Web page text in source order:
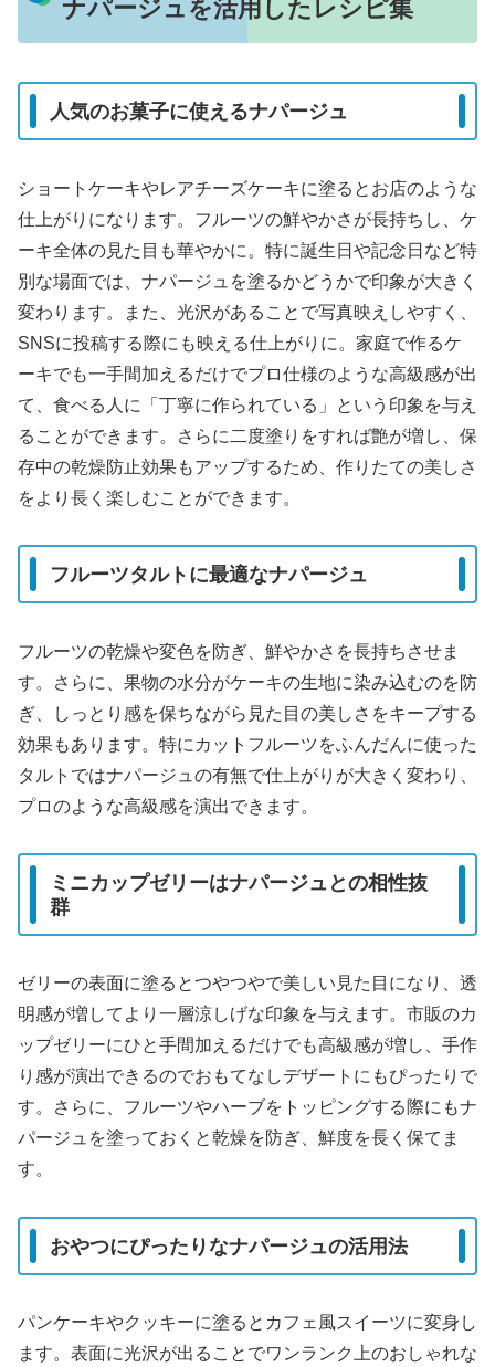
ナパージュを活用したレシピ集
人気のお菓子に使えるナパージュ
ショートケーキやレアチーズケーキに塗るとお店のような
仕上がりになります。フルーツの鮮やかさが長持ちし、ケ
ーキ全体の見た目も華やかに。特に誕生日や記念日など特
別な場面では、ナパージュを塗るかどうかで印象が大きく
変わります。また、光沢があることで写真映えしやすく、
SNSに投稿する際にも映える仕上がりに。家庭で作るケ
ーキでも一手間加えるだけでプロ仕様のような高級感が出
て、食べる人に「丁寧に作られている」という印象を与え
ることができます。さらに二度塗りをすれば艶が増し、保
存中の乾燥防止効果もアップするため、作りたての美しさ
をより長く楽しむことができます。
フルーツタルトに最適なナパージュ
フルーツの乾燥や変色を防ぎ、鮮やかさを長持ちさせま
す。さらに、果物の水分がケーキの生地に染み込むのを防
ぎ、しっとり感を保ちながら見た目の美しさをキープする
効果もあります。特にカットフルーツをふんだんに使った
タルトではナパージュの有無で仕上がりが大きく変わり、
プロのような高級感を演出できます。
ミニカップゼリーはナパージュとの相性抜
群
ゼリーの表面に塗るとつやつやで美しい見た目になり、透
明感が増してより一層涼しげな印象を与えます。市販のカ
ップゼリーにひと手間加えるだけでも高級感が増し、手作
り感が演出できるのでおもてなしデザートにもぴったりで
す。さらに、フルーツやハーブをトッピングする際にもナ
パージュを塗っておくと乾燥を防ぎ、鮮度を長く保てま
す。
おやつにぴったりなナパージュの活用法
パンケーキやクッキーに塗るとカフェ風スイーツに変身し
ます。表面に光沢が出ることでワンランク上のおしゃれな